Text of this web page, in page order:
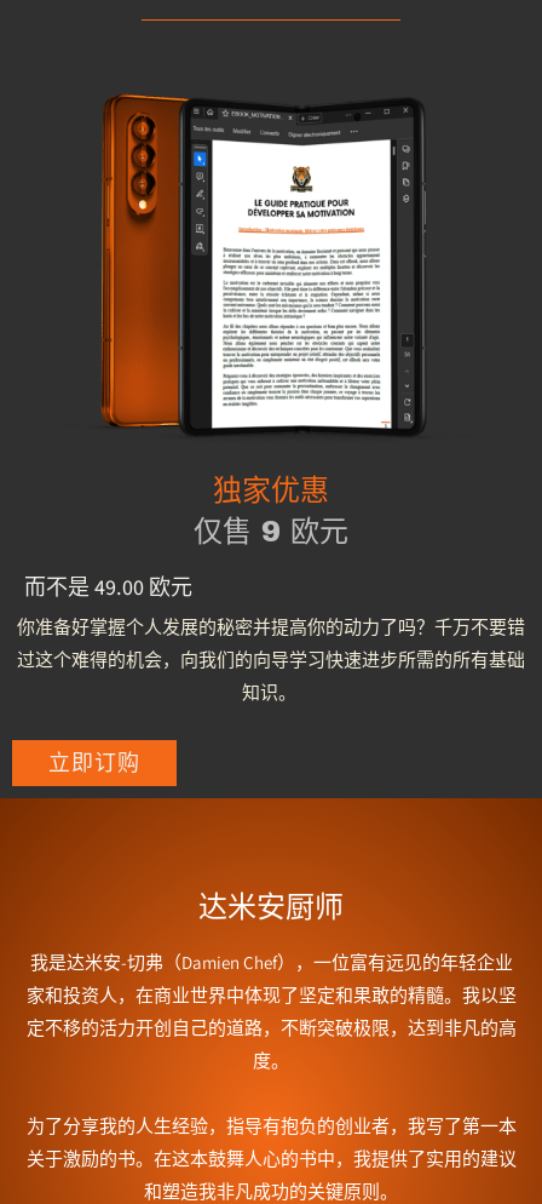
独家优惠
仅售 9 欧元
而不是 49.00 欧元
你准备好掌握个人发展的秘密并提高你的动力了吗？千万不要错
过这个难得的机会，向我们的向导学习快速进步所需的所有基础
知识。
立即订购
达米安厨师
我是达米安-切弗（Damien Chef），一位富有远见的年轻企业
家和投资人，在商业世界中体现了坚定和果敢的精髓。我以坚
定不移的活力开创自己的道路，不断突破极限，达到非凡的高
度。
为了分享我的人生经验，指导有抱负的创业者，我写了第一本
关于激励的书。在这本鼓舞人心的书中，我提供了实用的建议
和塑造我非凡成功的关键原则。